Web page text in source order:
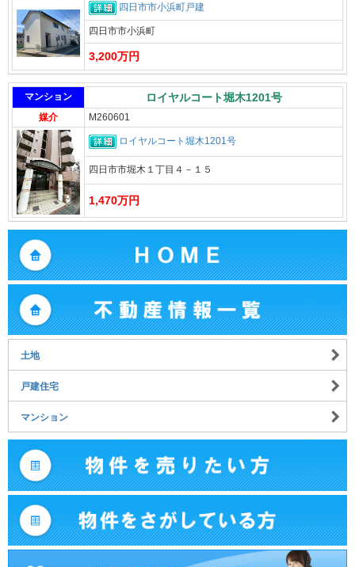
四日市市小浜町戸建
四日市市小浜町
3,200万円
マンション ロイヤルコート堀木1201号
媒介 M260601
ロイヤルコート堀木1201号
四日市市堀木１丁目４－１５
1,470万円
土地
戸建住宅
マンション